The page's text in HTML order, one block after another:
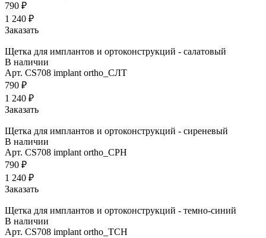
790 ₽
1 240 ₽
Заказать
Щетка для имплантов и ортоконструкций - салатовый
В наличии
Арт. CS708 implant ortho_СЛТ
790 ₽
1 240 ₽
Заказать
Щетка для имплантов и ортоконструкций - сиреневый
В наличии
Арт. CS708 implant ortho_СРН
790 ₽
1 240 ₽
Заказать
Щетка для имплантов и ортоконструкций - темно-синий
В наличии
Арт. CS708 implant ortho_ТСН